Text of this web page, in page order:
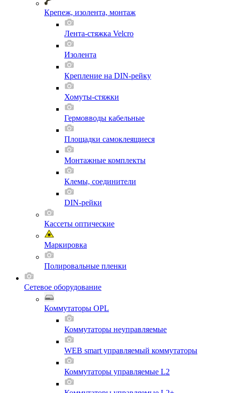
Крепеж, изолента, монтаж
Лента-стяжка Velcro
Изолента
Крепление на DIN-рейку
Хомуты-стяжки
Гермовводы кабельные
Площадки самоклеящиеся
Монтажные комплекты
Клемы, соединители
DIN-рейки
Кассеты оптические
Маркировка
Полировальные пленки
Сетевое оборудование
Коммутаторы OPL
Коммутаторы неуправляемые
WEB smart управляемый коммутаторы
Коммутаторы управляемые L2